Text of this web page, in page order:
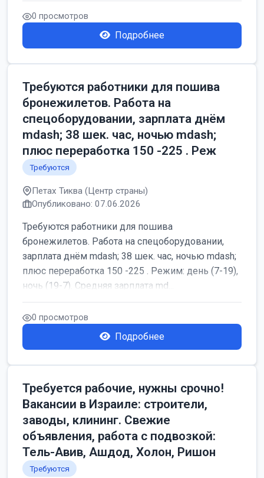
0 просмотров
Подробнее
Требуются работники для пошива
бронежилетов. Работа на
спецоборудовании, зарплата днём
mdash; 38 шек. час, ночью mdash;
плюс переработка 150 -225 . Реж
Требуются
Петах Тиква (Центр страны)
Опубликовано: 07.06.2026
Требуются работники для пошива
бронежилетов. Работа на спецоборудовании,
зарплата днём mdash; 38 шек. час, ночью mdash;
плюс переработка 150 -225 . Режим: день (7-19),
ночь (19-7). Средняя зарплата md...
0 просмотров
Подробнее
Требуется рабочие, нужны срочно!
Вакансии в Израиле: строители,
заводы, клининг. Свежие
объявления, работа с подвозкой:
Тель-Авив, Ашдод, Холон, Ришон
Требуются